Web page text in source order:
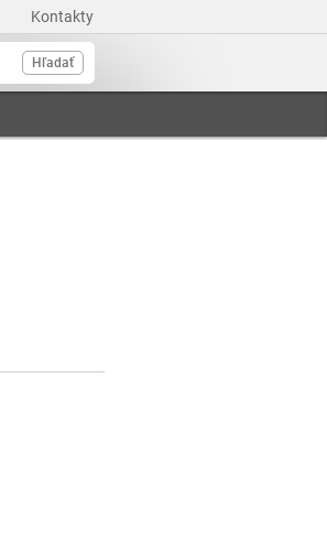
Kontakty
Hľadať